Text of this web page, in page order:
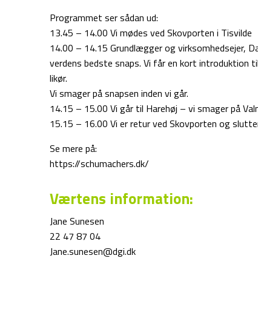
Programmet ser sådan ud:
13.45 – 14.00 Vi mødes ved Skovporten i Tisvilde
14.00 – 14.15 Grundlægger og virksomhedsejer,
verdens bedste snaps. Vi får en kort introduktion
likør.
Vi smager på snapsen inden vi går.
14.15 – 15.00 Vi går til Harehøj – vi smager på
15.15 – 16.00 Vi er retur ved Skovporten og
Se mere på:
https://schumachers.dk/
Værtens information:
Jane Sunesen
22 47 87 04
Jane.sunesen@dgi.dk